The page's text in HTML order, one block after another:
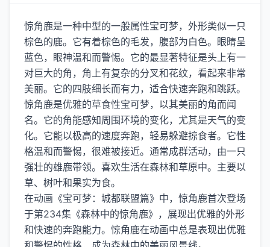
惊角鹿是一种中型的一般属性宝可梦，外形类似一只
棕色的鹿。它有着棕色的毛发，腹部为白色。眼睛呈
蓝色，眼神温和而警惕。它的最显著特征是头上有一
对巨大的角，角上有复杂的分叉和花纹，看起来非常
美丽。它的四肢细长而有力，适合快速奔跑和跳跃。
惊角鹿是优雅的草食性宝可梦，以其美丽的角而闻
名。它的角能感知周围环境的变化，尤其是天气的变
化。它能以极高的速度奔跑，轻易躲避掠食者。它性
格温和而警惕，很难被接近。通常成群活动，由一只
强壮的雄鹿带领。喜欢生活在森林和草原中。主要以
草、树叶和果实为食。
在动画《宝可梦：城都联盟篇》中，惊角鹿首次登场
于第234集《森林中的惊角鹿》，展现出优雅的外形
和快速的奔跑能力。惊角鹿在动画中总是表现出优雅